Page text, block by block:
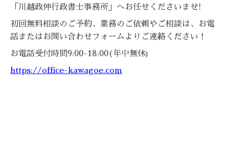
「川越政伸行政書士事務所」へお任せくださいませ!
初回無料相談のご予約、業務のご依頼やご相談は、お電
話またはお問い合わせフォームよりご連絡ください！
お電話受付時間9:00-18:00(年中無休)
https://office-kawagoe.com